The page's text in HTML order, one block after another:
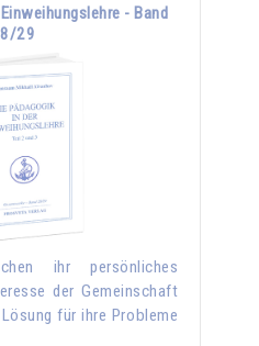
- Band
29
ihr persönliches
der Gemeinschaft
für ihre Probleme